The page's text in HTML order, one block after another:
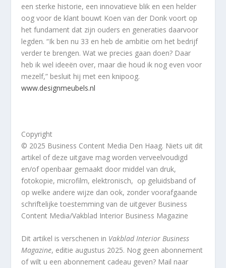
een sterke historie, een innovatieve blik en een helder
oog voor de klant bouwt Koen van der Donk voort op
het fundament dat zijn ouders en generaties daarvoor
legden. “Ik ben nu 33 en heb de ambitie om het bedrijf
verder te brengen. Wat we precies gaan doen? Daar
heb ik wel ideeën over, maar die houd ik nog even voor
mezelf,” besluit hij met een knipoog.
www.designmeubels.nl
Copyright
© 2025 Business Content Media Den Haag. Niets uit dit
artikel of deze uitgave mag worden verveelvoudigd
en/of openbaar gemaakt door middel van druk,
fotokopie, microfilm, elektronisch, op geluidsband of
op welke andere wijze dan ook, zonder voorafgaande
schriftelijke toestemming van de uitgever Business
Content Media/Vakblad Interior Business Magazine
Dit artikel is verschenen in Vakblad Interior Business
Magazine, editie augustus 2025. Nog geen abonnement
of wilt u een abonnement cadeau geven? Mail naar